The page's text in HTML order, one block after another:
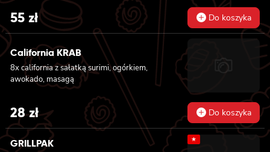
55 zł Do koszyka
California KRAB
8x california z sałatką surimi, ogórkiem,
awokado, masagą
28zł Do koszyka
GRILLPAK ★